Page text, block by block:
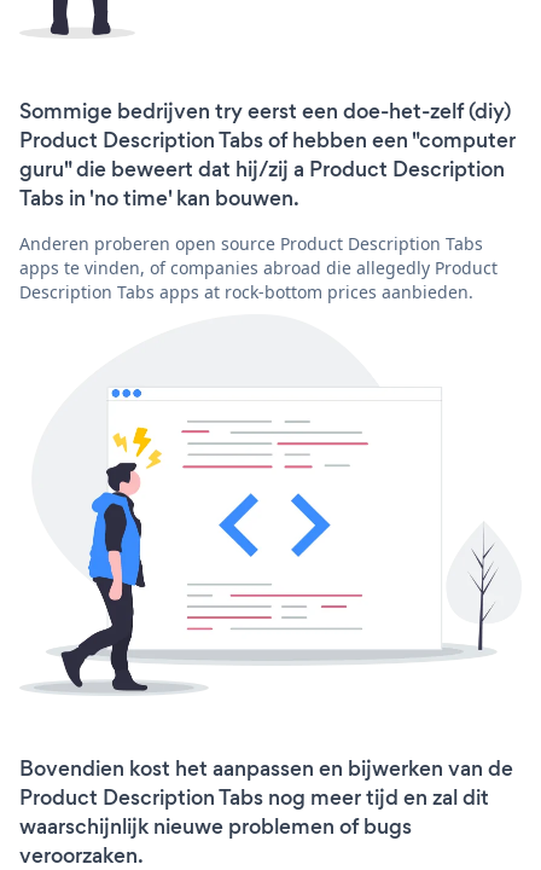
Sommige bedrijven try eerst een doe-het-zelf (diy)
Product Description Tabs of hebben een "computer
guru" die beweert dat hij/zij a Product Description
Tabs in 'no time' kan bouwen.
Anderen proberen open source Product Description Tabs
apps te vinden, of companies abroad die allegedly Product
Description Tabs apps at rock-bottom prices aanbieden.
Bovendien kost het aanpassen en bijwerken van de
Product Description Tabs nog meer tijd en zal dit
waarschijnlijk nieuwe problemen of bugs
veroorzaken.